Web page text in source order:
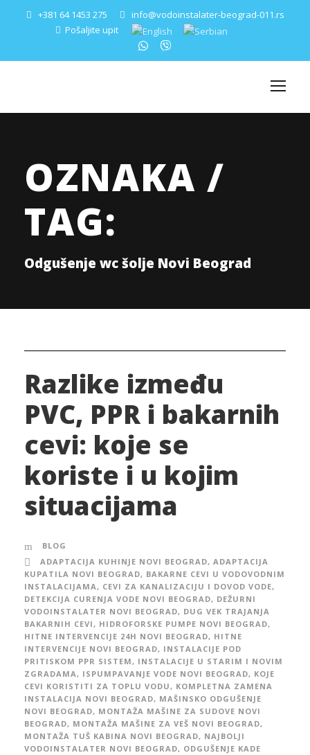
+381 64 1453 275
info@vodoinstalater-beograd-011.rs
Pošaljite upit
OZNAKA /
TAG:
Odgušenje wc šolje Novi Beograd
Razlike između
PVC, PPR i bakarnih
cevi: koje se
koriste i u kojim
situacijama
BLOG
ADAPTACIJA KUHINJE NOVI BEOGRAD, ADAPTACIJA
KUPATILA NOVI BEOGRAD, BAKARNE CEVI U VODOVODNIM
INSTALACIJAMA, CEVI ZA KANALIZACIJU I DOVOD VODE,
DETEKCIJA CURENJA VODE NOVI BEOGRAD, DEŽURNI
VODOINSTALATER NOVI BEOGRAD, DUG VEK TRAJANJA
BAKARNIH CEVI, HIDROFORSKE PUMPE NOVI BEOGRAD,
HITNE INTERVENCIJE 24H NOVI BEOGRAD, HITNE
INTERVENCIJE NOVI BEOGRAD, INSTALACIJE POD
PRITISKOM PPR SISTEM, INSTALACIJE U STARIM I NOVIM
ZGRADAMA, ISPUMPAVANJE VODE NOVI BEOGRAD, KOJE
CEVI KORISTITI ZA TOPLU VODU, KOMPLETNA ZAMENA
INSTALACIJA NOVI BEOGRAD, MAŠINSKO ODGUŠENJE
NOVI BEOGRAD, MONTAŽA MAŠINE ZA SUDOVE NOVI
BEOGRAD, MONTAŽA MAŠINE ZA VEŠ NOVI BEOGRAD,
MONTAŽA TUŠ KABINA NOVI BEOGRAD, NAJBOLJI
VODOINSTALATER NOVI BEOGRAD, ODGUŠENJE KADE